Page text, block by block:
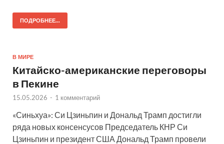
ПОДРОБНЕЕ...
В МИРЕ
Китайско-американские переговоры
в Пекине
15.05.2026 - 1 комментарий
«Синьхуа»: Си Цзиньпин и Дональд Трамп достигли
ряда новых консенсусов Председатель КНР Си
Цзиньпин и президент США Дональд Трамп провели